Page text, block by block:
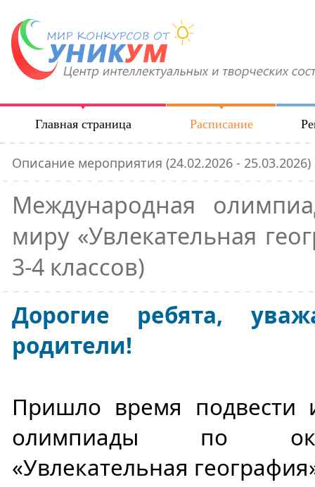
Главная страница Расписание
Описание мероприятия (24.02.2026 - 25.03.2026)
Международная
миру «Увлекательная
3-4 классов)
Дорогие ребята,
родители!
Пришло время подвести
олимпиады по
«Увлекательная